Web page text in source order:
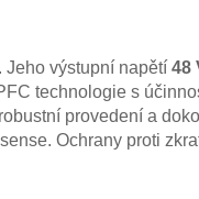
Jeho výstupní napětí 48
technologie s
provedení a
Ochrany proti